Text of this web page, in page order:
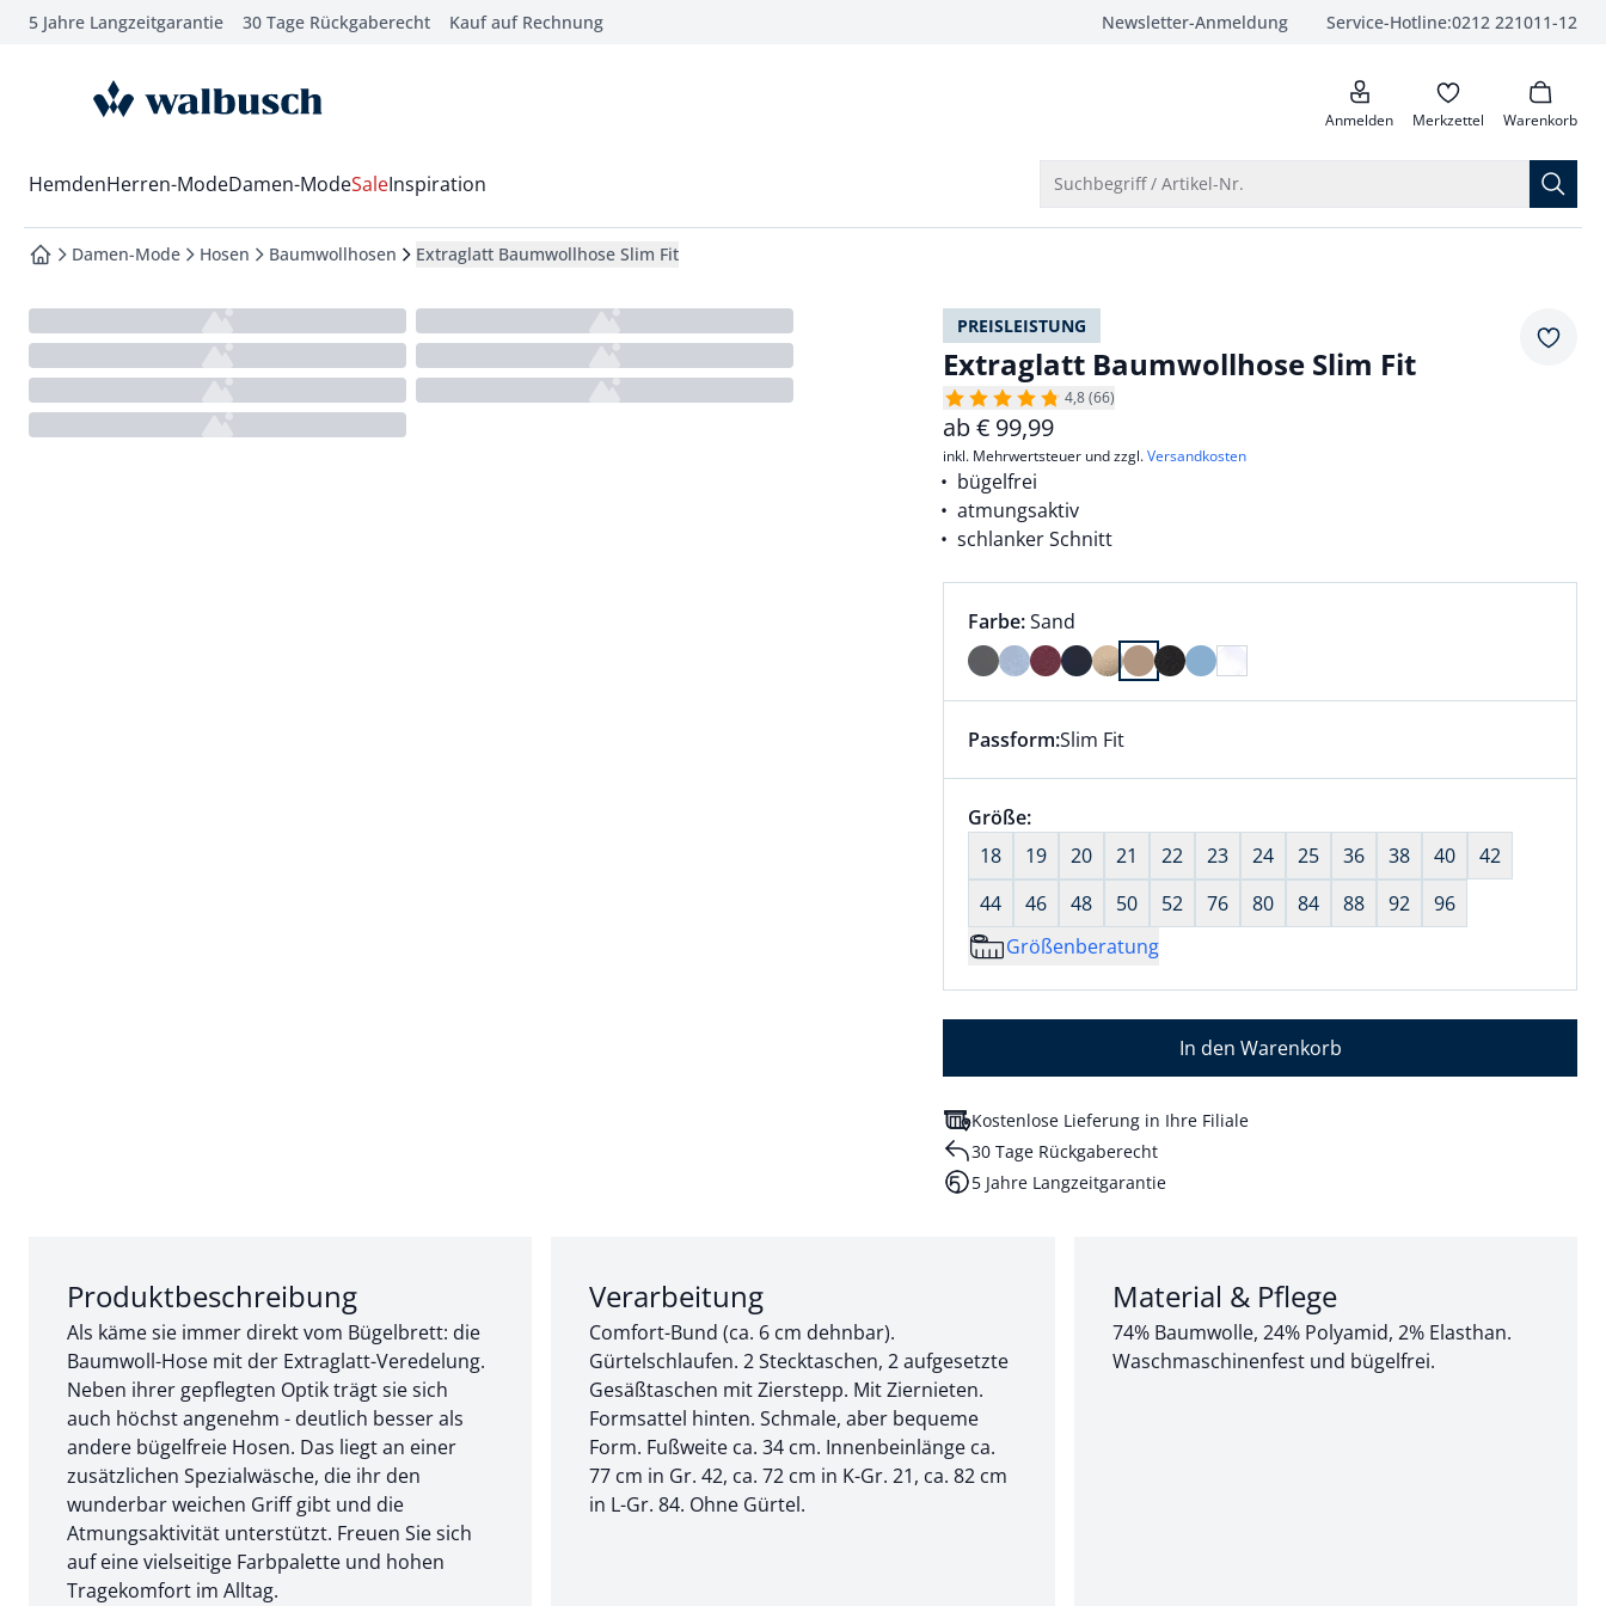
springen
springen
springen
5 Jahre Langzeitgarantie 30 Tage Rückgaberecht Kauf auf Rechnung Newsletter-Anmeldung Service-Hotline:0212 221011-12
anrufen
zur Startseite Anmelden Merkzettel Warenkorb
Wechsel in das Menü mit Pfeil-Runter Taste
HemdenHerren-ModeDamen-ModeSaleInspiration Suchbegriff / Artikel-Nr.
zur Startseite
Damen-Mode Hosen Baumwollhosen Extraglatt Baumwollhose Slim Fit
PREISLEISTUNG
Extraglatt Baumwollhose Slim Fit
4,8 (66)
ab€ 99,99
inkl. Mehrwertsteuer und zzgl.Versandkosten
bügelfrei
atmungsaktiv
schlanker Schnitt
Farbauswahl:
Farbe:aktuell ausgewählt:
Sand
Farbe Sand ausgewählt
Dieser Artikel hat die Passform Slim Fit. für Informationen zu
Passform:Slim Fit
Größenauswahl:
Größe:nichts ausgewählt
18
19 20 21 22 23 24 25 36 38 40
42
44
46 48 50 52 76 80 84 88 92
96
Größenberatung
In den Warenkorb
Kostenlose Lieferung in Ihre Filiale
30 Tage Rückgaberecht
5 Jahre Langzeitgarantie
Abschnitt 1 von 3:
Produktbeschreibung
Als käme sie immer direkt vom Bügelbrett: die
Baumwoll-Hose mit der Extraglatt-Veredelung.
Neben ihrer gepflegten Optik trägt sie sich
auch höchst angenehm - deutlich besser als
andere bügelfreie Hosen. Das liegt an einer
zusätzlichen Spezialwäsche, die ihr den
wunderbar weichen Griff gibt und die
Atmungsaktivität unterstützt. Freuen Sie sich
auf eine vielseitige Farbpalette und hohen
Tragekomfort im Alltag.
Abschnitt 2 von 3:
Verarbeitung
Comfort-Bund (ca. 6 cm dehnbar).
Gürtelschlaufen. 2 Stecktaschen, 2 aufgesetzte
Gesäßtaschen mit Zierstepp. Mit Ziernieten.
Formsattel hinten. Schmale, aber bequeme
Form. Fußweite ca. 34 cm. Innenbeinlänge ca.
77 cm in Gr. 42, ca. 72 cm in K-Gr. 21, ca. 82 cm
in L-Gr. 84. Ohne Gürtel.
Abschnitt 3 von 3:
Material & Pflege
74% Baumwolle, 24% Polyamid, 2% Elasthan.
Waschmaschinenfest und bügelfrei.